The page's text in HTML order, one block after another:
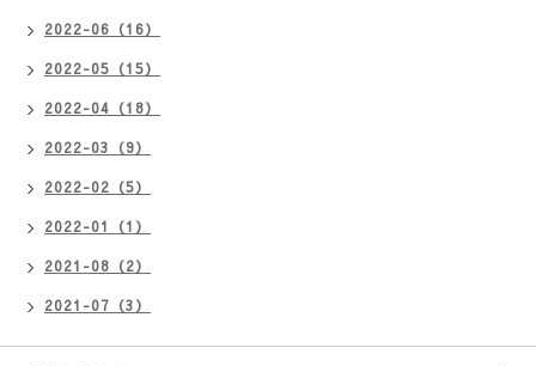
2022-06（16）
2022-05（15）
2022-04（18）
2022-03（9）
2022-02（5）
2022-01（1）
2021-08（2）
2021-07（3）